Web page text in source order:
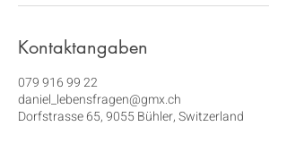
Kontaktangaben
079 916 99 22
daniel_lebensfragen@gmx.ch
Dorfstrasse 65, 9055 Bühler, Switzerland